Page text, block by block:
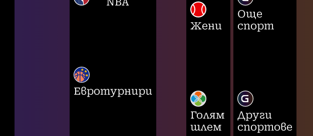
Евротурнири
Жени
Голям
шлем
Още
спорт
Други
спортове